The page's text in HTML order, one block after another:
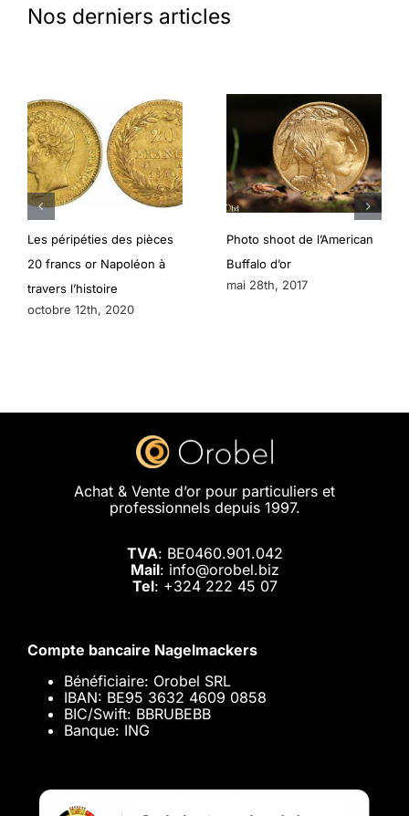
Nos derniers articles
Les péripéties des pièces
20 francs or Napoléon à
travers l’histoire
octobre 12th, 2020
Photo shoot de l’American
Buffalo d’or
mai 28th, 2017
Achat & Vente d’or pour particuliers et
professionnels depuis 1997.
TVA: BE0460.901.042
Mail: info@orobel.biz
Tel: +324 222 45 07
Compte bancaire Nagelmackers
Bénéficiaire: Orobel SRL
IBAN: BE95 3632 4609 0858
BIC/Swift: BBRUBEBB
Banque: ING